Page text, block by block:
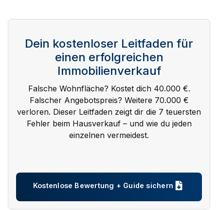
Dein kostenloser Leitfaden für
einen erfolgreichen
Immobilienverkauf
Falsche Wohnfläche? Kostet dich 40.000 €.
Falscher Angebotspreis? Weitere 70.000 €
verloren. Dieser Leitfaden zeigt dir die 7 teuersten
Fehler beim Hausverkauf – und wie du jeden
einzelnen vermeidest.
Kostenlose Bewertung + Guide sichern